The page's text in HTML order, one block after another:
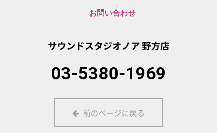
お問い合わせ
サウンドスタジオノア野方店
03-5380-1969
前のページに戻る